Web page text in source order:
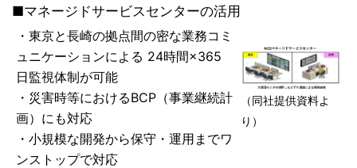
■マネージドサービスセンターの活用
・東京と長崎の拠点間の密な業務コミ
ュニケーションによる 24時間×365
日監視体制が可能
・災害時等におけるBCP（事業継続計
画）にも対応
・小規模な開発から保守・運用までワ
ンストップで対応
（同社提供資料よ
り）